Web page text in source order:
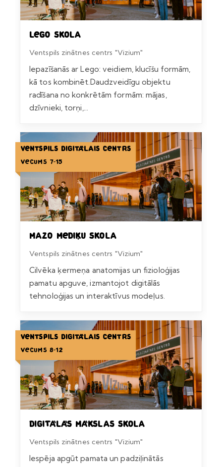
Lego skola
Ventspils zinātnes centrs "Vizium"
Iepazīšanās ar Lego: veidiem, klucīšu formām,
kā tos kombinēt.Daudzveidīgu objektu
radīšana no konkrētām formām: mājas,
dzīvnieki, torņi,...
Ventspils Digitālais centrs
Vecums 7-15
Mazo mediķu skola
Ventspils zinātnes centrs "Vizium"
Cilvēka ķermeņa anatomijas un fizioloģijas
pamatu apguve, izmantojot digitālās
tehnoloģijas un interaktīvus modeļus.
Ventspils Digitālais centrs
Vecums 8-12
Digitālās mākslas skola
Ventspils zinātnes centrs "Vizium"
Iespēja apgūt pamata un padziļinātās